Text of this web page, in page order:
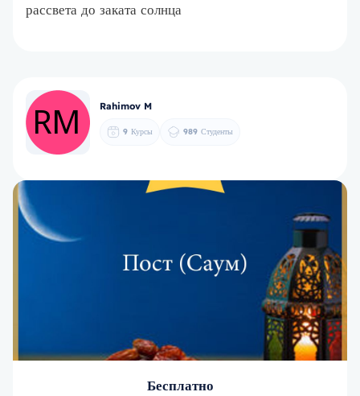
рассвета до заката солнца
Rahimov M
9 Курсы 989 Студенты
Бесплатно